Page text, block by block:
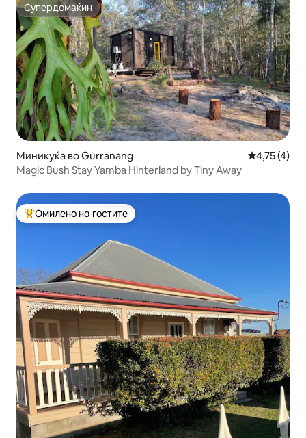
Супердомаќин
Супердомаќин
Миникуќа во Gurranang Просечна
4,75 (4)
Magic Bush Stay Yamba Hinterland by Tiny Away
Меѓу најуспешните „Омилени на гостите“
Омилено на гостите